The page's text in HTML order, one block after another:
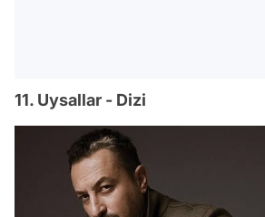
11. Uysallar - Dizi